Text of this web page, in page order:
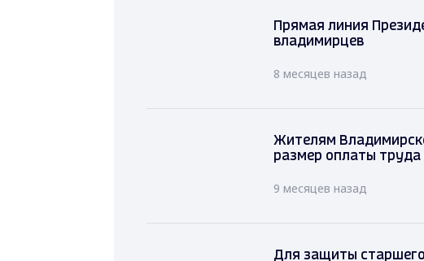
Прямая линия
владимирцев
8 месяцев назад
Жителям
размер оплаты труда
9 месяцев назад
Для защиты